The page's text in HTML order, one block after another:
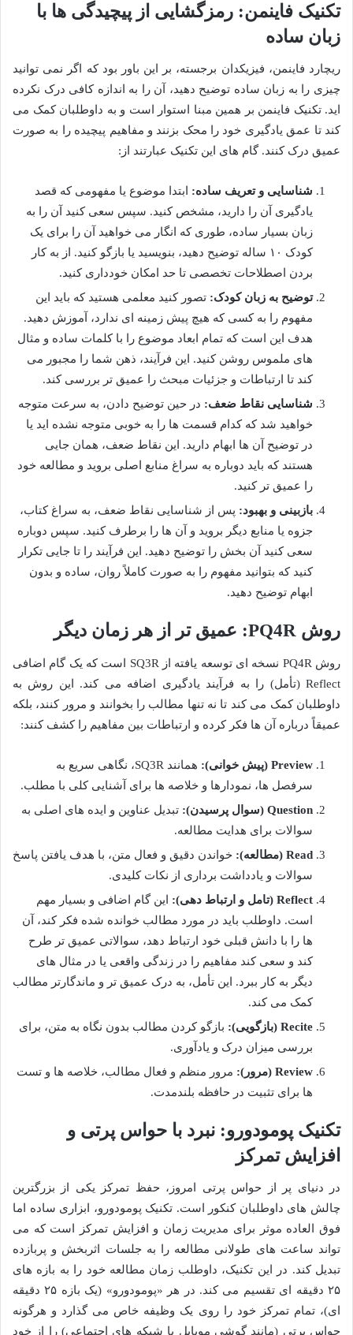
تکنیک فاینمن: رمزگشایی از پیچیدگی ها با
زبان ساده
ریچارد فاینمن، فیزیکدان برجسته، بر این باور بود که اگر نمی توانید
چیزی را به زبان ساده توضیح دهید، آن را به اندازه کافی درک نکرده
اید. تکنیک فاینمن بر همین مبنا استوار است و به داوطلبان کمک می
کند تا عمق یادگیری خود را محک بزنند و مفاهیم پیچیده را به صورت
عمیق درک کنند. گام های این تکنیک عبارتند از:
شناسایی و تعریف ساده: ابتدا موضوع یا مفهومی که قصد
یادگیری آن را دارید، مشخص کنید. سپس سعی کنید آن را به
زبان بسیار ساده، طوری که انگار می خواهید آن را برای یک
کودک ۱۰ ساله توضیح دهید، بنویسید یا بازگو کنید. از به کار
بردن اصطلاحات تخصصی تا حد امکان خودداری کنید.
توضیح به زبان کودک: تصور کنید معلمی هستید که باید این
مفهوم را به کسی که هیچ پیش زمینه ای ندارد، آموزش دهید.
هدف این است که تمام ابعاد موضوع را با کلمات ساده و مثال
های ملموس روشن کنید. این فرآیند، ذهن شما را مجبور می
کند تا ارتباطات و جزئیات مبحث را عمیق تر بررسی کند.
شناسایی نقاط ضعف: در حین توضیح دادن، به سرعت متوجه
خواهید شد که کدام قسمت ها را به خوبی متوجه نشده اید یا
در توضیح آن ها ابهام دارید. این نقاط ضعف، همان جایی
هستند که باید دوباره به سراغ منابع اصلی بروید و مطالعه خود
را عمیق تر کنید.
بازبینی و بهبود: پس از شناسایی نقاط ضعف، به سراغ کتاب،
جزوه یا منابع دیگر بروید و آن ها را برطرف کنید. سپس دوباره
سعی کنید آن بخش را توضیح دهید. این فرآیند را تا جایی تکرار
کنید که بتوانید مفهوم را به صورت کاملاً روان، ساده و بدون
ابهام توضیح دهید.
روش PQ4R: عمیق تر از هر زمان دیگر
روش PQ4R نسخه ای توسعه یافته از SQ3R است که یک گام اضافی
Reflect (تأمل) را به فرآیند یادگیری اضافه می کند. این روش به
داوطلبان کمک می کند تا نه تنها مطالب را بخوانند و مرور کنند، بلکه
عمیقاً درباره آن ها فکر کرده و ارتباطات بین مفاهیم را کشف کنند:
Preview (پیش خوانی):
همانند SQ3R، نگاهی سریع به
سرفصل ها، نمودارها و خلاصه ها برای آشنایی کلی با مطلب.
Question (سوال پرسیدن):
تبدیل عناوین و ایده های اصلی به
سوالات برای هدایت مطالعه.
Read (مطالعه):
خواندن دقیق و فعال متن، با هدف یافتن پاسخ
سوالات و یادداشت برداری از نکات کلیدی.
Reflect (تامل و ارتباط دهی):
این گام اضافی و بسیار مهم
است. داوطلب باید در مورد مطالب خوانده شده فکر کند، آن
ها را با دانش قبلی خود ارتباط دهد، سوالاتی عمیق تر طرح
کند و سعی کند مفاهیم را در زندگی واقعی یا در مثال های
دیگر به کار ببرد. این تأمل، به درک عمیق تر و ماندگارتر مطالب
کمک می کند.
Recite (بازگویی):
بازگو کردن مطالب بدون نگاه به متن، برای
بررسی میزان درک و یادآوری.
Review (مرور):
مرور منظم و فعال مطالب، خلاصه ها و تست
ها برای تثبیت در حافظه بلندمدت.
تکنیک پومودورو: نبرد با حواس پرتی و
افزایش تمرکز
در دنیای پر از حواس پرتی امروز، حفظ تمرکز یکی از بزرگترین
چالش های داوطلبان کنکور است. تکنیک پومودورو، ابزاری ساده اما
فوق العاده موثر برای مدیریت زمان و افزایش تمرکز است که می
تواند ساعت های طولانی مطالعه را به جلسات اثربخش و پربازده
تبدیل کند. در این تکنیک، داوطلب زمان مطالعه خود را به بازه های
۲۵ دقیقه ای تقسیم می کند. در هر «پومودورو» (یک بازه ۲۵ دقیقه
ای)، تمام تمرکز خود را روی یک وظیفه خاص می گذارد و هرگونه
حواس پرتی (مانند گوشی موبایل یا شبکه های اجتماعی) را از خود